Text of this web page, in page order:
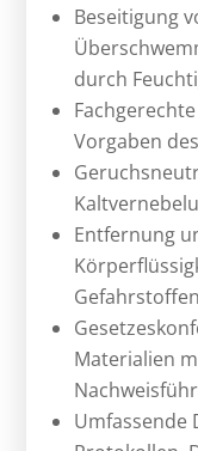
Beseitigung
durch
Vorgaben
Entfernung
Gefahrstoffen
Materialien
Umfassende